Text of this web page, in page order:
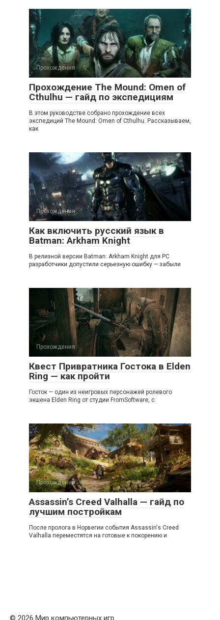
Прохождения
Прохождение The Mound: Omen of
Cthulhu — гайд по экспедициям
В этом руководстве собрано прохождение всех
экспедиций The Mound: Omen of Cthulhu. Рассказываем,
как
Прохождения
Как включить русский язык в
Batman: Arkham Knight
В релизной версии Batman: Arkham Knight для PC
разработчики допустили серьезную ошибку — забыли
Прохождения
Квест Привратника Гостока в Elden
Ring — как пройти
Госток — один из неигровых персонажей ролевого
экшена Elden Ring от студии FromSoftware, с
Прохождения
Assassin’s Creed Valhalla — гайд по
лучшим постройкам
После пролога в Норвегии события Assassin's Creed
Valhalla переместятся на готовые к покорению и
© 2026 Мир компьютерных игр